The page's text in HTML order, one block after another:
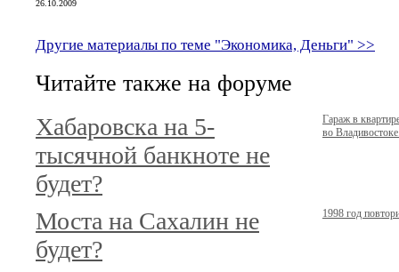
26.10.2009
Другие материалы по теме "Экономика, Деньги" >>
Читайте также на форуме
Хабаровска на 5-
тысячной банкноте не
будет?
Гараж в
во
Моста на Сахалин не
будет?
1998 год